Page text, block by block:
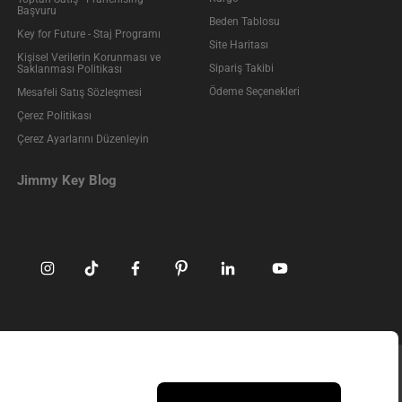
Başvuru
Key for Future - Staj Programı
Kişisel Verilerin Korunması ve
Saklanması Politikası
Mesafeli Satış Sözleşmesi
Çerez Politikası
Çerez Ayarlarını Düzenleyin
Jimmy Key Blog
Beden Tablosu
Site Haritası
Sipariş Takibi
Ödeme Seçenekleri